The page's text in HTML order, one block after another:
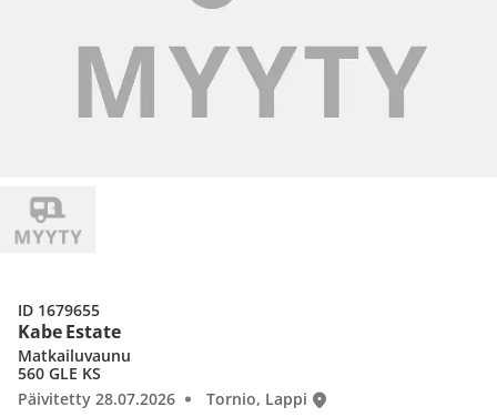
Kabe Estate
Matkailuvaunu
560 GLE KS
Päivitetty 28.07.2026
Tornio, Lappi
ID 1679655